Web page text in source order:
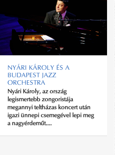
NYÁRI KÁROLY ÉS A
BUDAPEST JAZZ
ORCHESTRA
Nyári Károly, az ország
legismertebb zongoristája
megannyi teltházas koncert után
igazi ünnepi csemegével lepi meg
a nagyérdeműt....